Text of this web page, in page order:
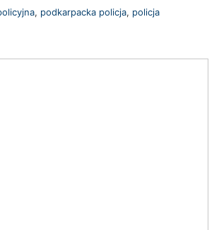
, podkarpacka policja, policja